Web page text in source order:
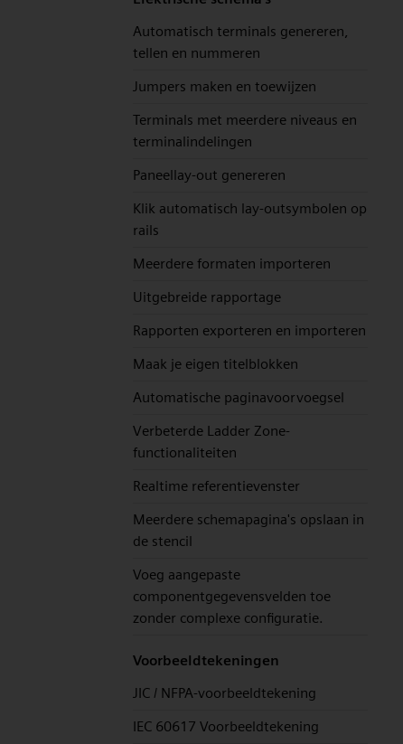
Automatisch terminals genereren,
tellen en nummeren
Jumpers maken en toewijzen
Terminals met meerdere niveaus en
terminalindelingen
Paneellay-out genereren
Klik automatisch lay-outsymbolen op
rails
Meerdere formaten importeren
Uitgebreide rapportage
Rapporten exporteren en importeren
Maak je eigen titelblokken
Automatische paginavoorvoegsel
Verbeterde Ladder Zone-
functionaliteiten
Realtime referentievenster
Meerdere schemapagina's opslaan in
de stencil
Voeg aangepaste
componentgegevensvelden toe
zonder complexe configuratie.
Voorbeeldtekeningen
JIC / NFPA-voorbeeldtekening
IEC 60617 Voorbeeldtekening